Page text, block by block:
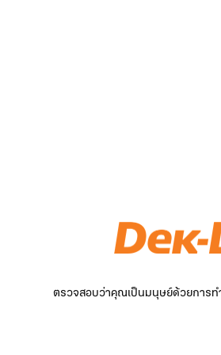
ตรวจสอบว่าคุณเป็นมนุษย์ด้วยการท